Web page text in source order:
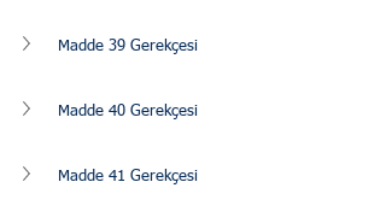
Madde 39 Gerekçesi
Madde 40 Gerekçesi
Madde 41 Gerekçesi